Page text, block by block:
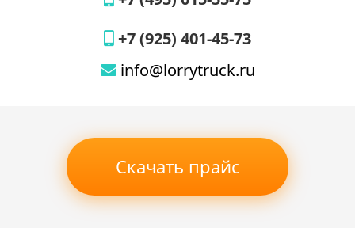
+7 (925) 401-45-73
info@lorrytruck.ru
Скачать прайс